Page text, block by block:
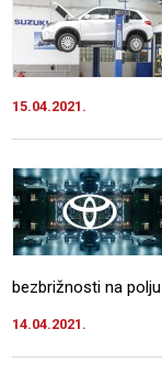
15.04.2021.
bezbrižnosti na
14.04.2021.